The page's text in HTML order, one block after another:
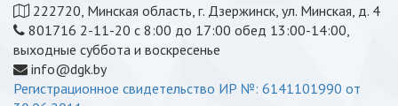
222720, Минская область, г. Дзержинск, ул. Минская, д. 4
801716 2-11-20 с 8:00 до 17:00 обед 13:00-14:00,
выходные суббота и воскресенье
info@dgk.by
Регистрационное свидетельство ИР №: 6141101990 от